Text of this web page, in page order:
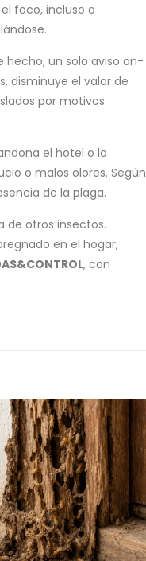
foco, incluso a
hecho, un solo aviso on-
disminuye el valor de
por motivos
el hotel o lo
o malos olores. Según
de la plaga.
de otros insectos.
en el hogar,
, con